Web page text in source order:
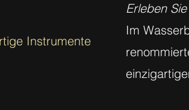
Instrumente
Erleben
Im